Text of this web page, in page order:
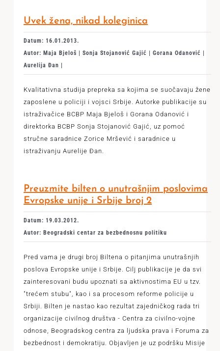
Uvek žena, nikad koleginica
Datum: 16.01.2013.
Autor: Maja Bjeloš | Sonja Stojanović Gajić | Gorana Odanović |
Aurelija Đan |
Kvalitativna studija prepreka sa kojima se suočavaju žene
zaposlene u policiji i vojsci Srbije. Autorke publikacije su
istraživačice BCBP Maja Bjeloš i Gorana Odanović i
direktorka BCBP Sonja Stojanović Gajić, uz pomoć
stručne saradnice Zorice Mršević i saradnice u
istraživanju Aurelije Đan.
Preuzmite bilten o unutrašnjim poslovima
Evropske unije i Srbije broj 2
Datum: 19.03.2012.
Autor: Beogradski centar za bezbednosnu politiku
Pred vama je drugi broj Biltena o pitanjima unutrašnjih
poslova Evropske unije i Srbije. Cilj publikacije je da svi
zainteresovani budu upoznati sa aktivnostima EU u tzv.
"trećem stubu", kao i sa procesom reforme policije u
Srbiji. Bilten je nastao kao rezultat zajedničkog rada tri
organizacije civilnog društva - Centra za civilno-vojne
odnose, Beogradskog centra za ljudska prava i Foruma za
bezbednost i demokratiju. Objavljen je uz podršku Misije